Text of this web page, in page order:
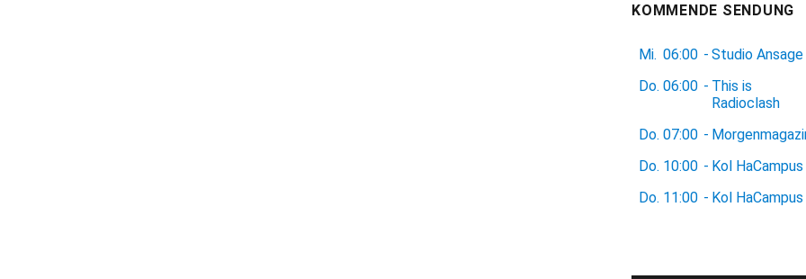
KOMMENDE SENDUNG
Mi. 06:00 - Studio Ansage
Do. 06:00 - This is
Radioclash
Do. 07:00 -
Do. 10:00 - Kol HaCampus
Do. 11:00 - Kol HaCampus